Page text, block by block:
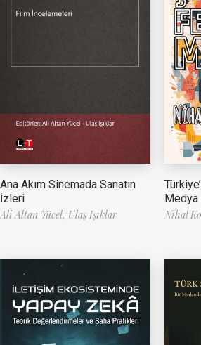
Ana Akım Sinemada Sanatın
İzleri
Ali Altan Yücel, Ulaş Işıklar
Medya
Nihal